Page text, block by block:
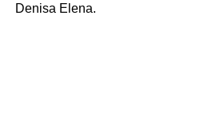
Denisa Elena.